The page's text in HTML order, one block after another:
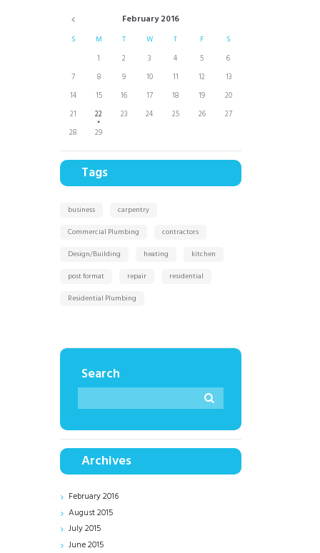
February2016
S M T W T F S
1 2 3 4 5
6
7
8 9 10 11 12
13
14
15 16 17 18 19
20
21
22 23 24 25 26
27
28
29
Tags
business
carpentry
Commercial Plumbing
contractors
Design/Building
heating
kitchen
post format
repair
residential
Residential Plumbing
Search
Archives
February2016
August2015
July2015
June2015